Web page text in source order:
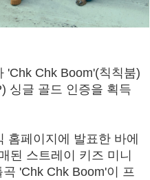
'Chk Chk Boom'(칙칙붐)
싱글 골드 인증을 획득
홈페이지에 발표한 바에
된 스트레이 키즈 미니
'Chk Chk Boom'이 프